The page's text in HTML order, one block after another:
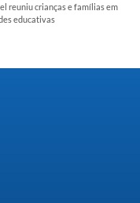
reuniu crianças e famílias em
educativas